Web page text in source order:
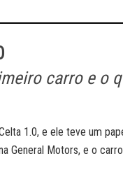
carro e o
1.0, e ele teve um
General Motors, e o